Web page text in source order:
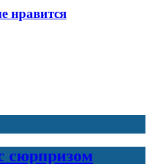
нравится
сюрпризом